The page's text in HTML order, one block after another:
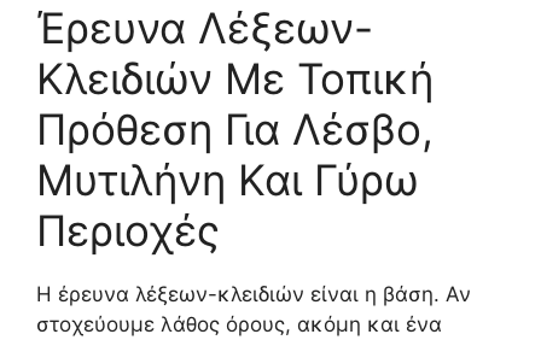
Έρευνα Λέξεων-
Κλειδιών Με Τοπική
Πρόθεση Για Λέσβο,
Μυτιλήνη Και Γύρω
Περιοχές
Η έρευνα λέξεων-κλειδιών είναι η βάση. Αν
στοχεύουμε λάθος όρους, ακόμη και ένα